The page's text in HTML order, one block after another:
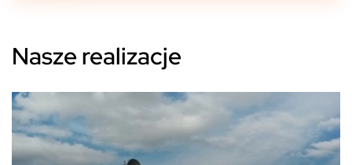
Nasze realizacje